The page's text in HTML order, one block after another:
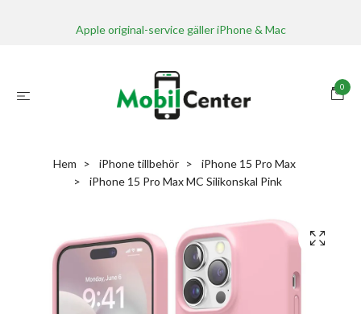
Apple original-service gäller iPhone & Mac
0
Hem iPhone tillbehör
iPhone 15 Pro Max
iPhone 15 Pro Max MC Silikonskal Pink